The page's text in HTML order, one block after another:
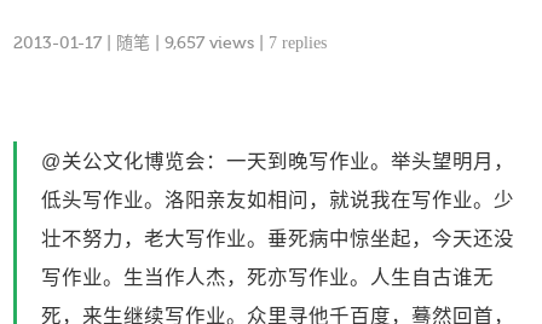
2013-01-17 随笔 | 9,657 views | 7 replies
@关公文化博览会：一天到晚写作业。举头望明月，
低头写作业。洛阳亲友如相问，就说我在写作业。少
壮不努力，老大写作业。垂死病中惊坐起，今天还没
写作业。生当作人杰，死亦写作业。人生自古谁无
死，来生继续写作业。众里寻他千百度，蓦然回首，